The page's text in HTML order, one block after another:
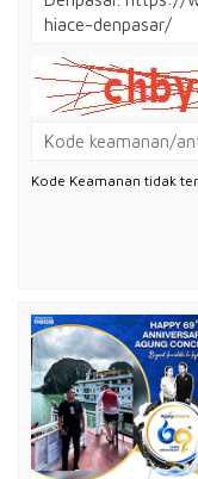
Kode Keamanan tidak